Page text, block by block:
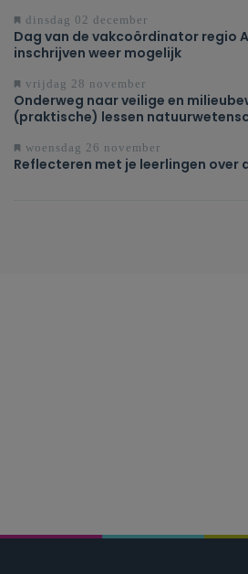
dinsdag 02 december
Dag van de vakcoördinator regio
inschrijven weer mogelijk
vrijdag 28 november
Onderweg naar veilige en
(praktische) lessen
woensdag 26 november
Reflecteren met je leerlingen over